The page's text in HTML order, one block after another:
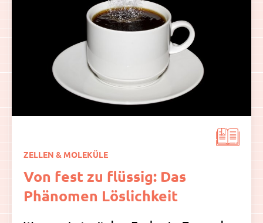
ZELLEN & MOLEKÜLE
Von fest zu flüssig: Das
Phänomen Löslichkeit